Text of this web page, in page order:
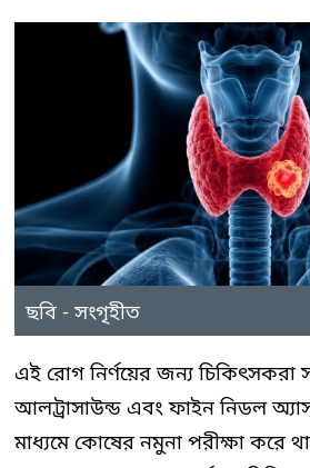
ছবি - সংগৃহীত
এই রোগ নির্ণয়ের জন্য চিকিৎসকরা
আলট্রাসাউন্ড এবং ফাইন নিডল
মাধ্যমে কোষের নমুনা পরীক্ষা করে